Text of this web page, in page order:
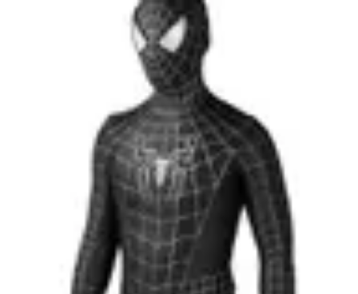
Guías y
ComparativosDisfraces Clásicos